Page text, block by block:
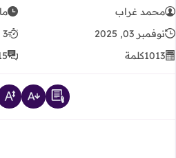
محمد غراب
نوفمبر 03, 2025
3 دقيقة
1013كلمة 15